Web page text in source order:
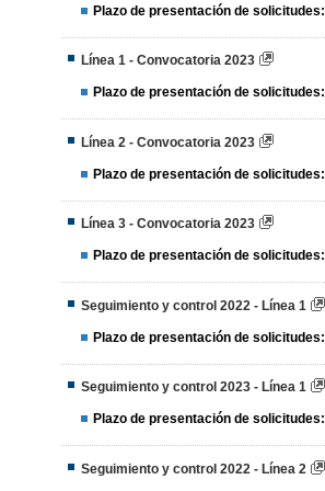
Plazo de presentación de solicitudes:
Línea 1 - Convocatoria 2023
Plazo de presentación de solicitudes:
Línea 2 - Convocatoria 2023
Plazo de presentación de solicitudes:
Línea 3 - Convocatoria 2023
Plazo de presentación de solicitudes:
Seguimiento y control 2022 - Línea 1
Plazo de presentación de solicitudes:
Seguimiento y control 2023 - Línea 1
Plazo de presentación de solicitudes:
Seguimiento y control 2022 - Línea 2